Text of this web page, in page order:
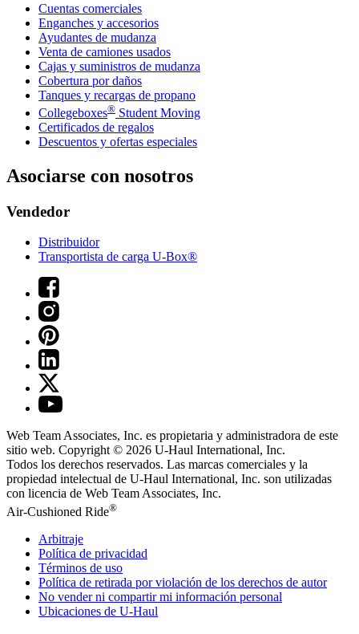
Cuentas comerciales
Enganches y accesorios
Ayudantes de mudanza
Venta de camiones usados
Cajas y suministros de mudanza
Cobertura por daños
Tanques y recargas de propano
Collegeboxes® Student Moving
Certificados de regalos
Descuentos y ofertas especiales
Asociarse con nosotros
Vendedor
Distribuidor
Transportista de carga U-Box®
Web Team Associates, Inc. es propietaria y administradora de este
sitio web. Copyright © 2026 U-Haul International, Inc.
Todos los derechos reservados. Las marcas comerciales y la
propiedad intelectual de U-Haul International, Inc. son utilizadas
con licencia de Web Team Associates, Inc.
Air-Cushioned Ride®
Arbitraje
Política de privacidad
Términos de uso
Política de retirada por violación de los derechos de autor
No vender ni compartir mi información personal
Ubicaciones de U-Haul